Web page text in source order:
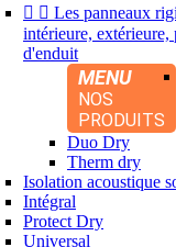
  Les panneaux
intérieure,
d'enduit
MENU
NOS
PRODUITS
Duo Dry
Therm dry
Isolation acoustique
Intégral
Protect Dry
Universal